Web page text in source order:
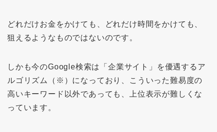
どれだけお金をかけても、どれだけ時間をかけても、
狙えるようなものではないのです。
しかも今のGoogle検索は「企業サイト」を優遇するア
ルゴリズム（※）になっており、こういった難易度の
高いキーワード以外であっても、上位表示が難しくな
っています。